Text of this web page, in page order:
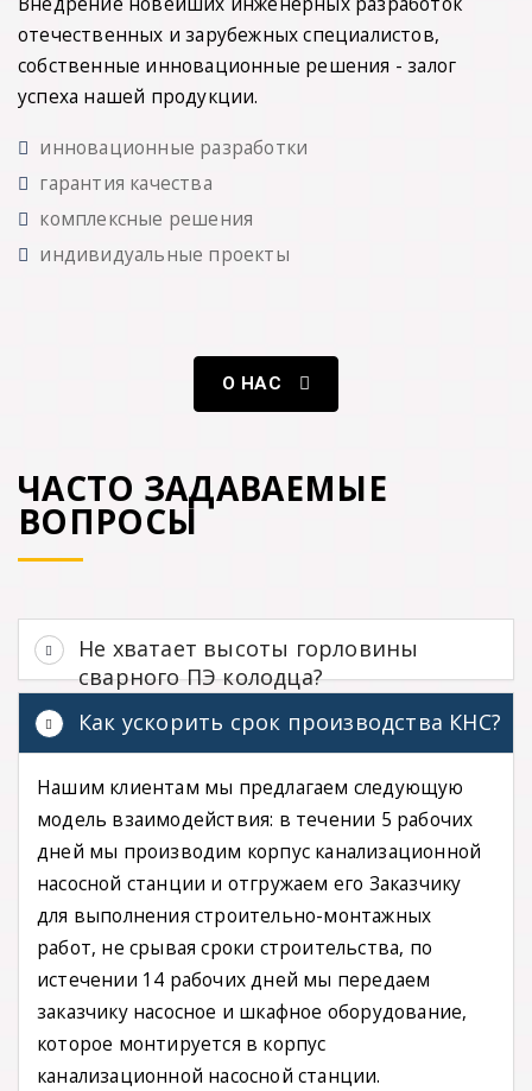
отечественных и зарубежных специалистов,
собственные инновационные решения - залог
успеха нашей продукции.
инновационные разработки
гарантия качества
комплексные решения
индивидуальные проекты
О НАС
ЧАСТО ЗАДАВАЕМЫЕ
ВОПРОСЫ
Не хватает высоты горловины
сварного ПЭ колодца?
Как ускорить срок производства КНС?
Нашим клиентам мы предлагаем следующую
модель взаимодействия: в течении 5 рабочих
дней мы производим корпус канализационной
насосной станции и отгружаем его Заказчику
для выполнения строительно-монтажных
работ, не срывая сроки строительства, по
истечении 14 рабочих дней мы передаем
заказчику насосное и шкафное оборудование,
которое монтируется в корпус
канализационной насосной станции.